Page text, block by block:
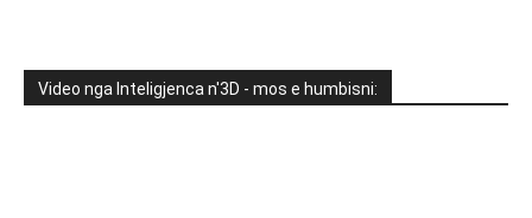
Video nga Inteligjenca n'3D - mos e humbisni: